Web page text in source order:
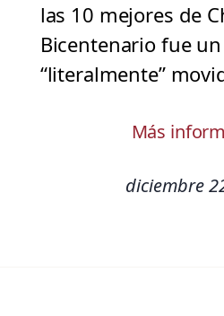
las 10 mejores de
Bicentenario fue
“literalmente”
Más
diciembre